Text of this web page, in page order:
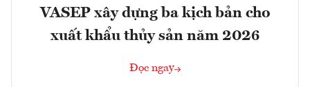
VASEP xây dựng ba kịch bản cho
xuất khẩu thủy sản năm 2026
Đọc ngay